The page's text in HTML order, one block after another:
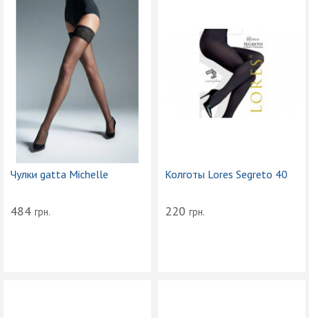
Чулки gatta Michelle
484 грн.
Колготы Lores Segreto 40
220 грн.